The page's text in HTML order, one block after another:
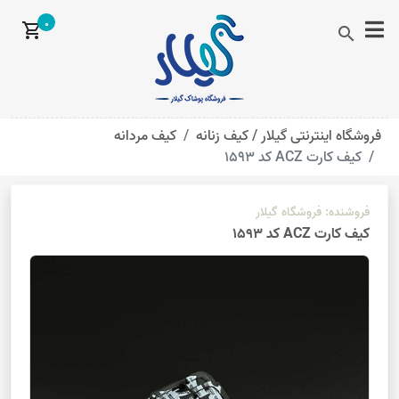
search
shopping_cart0
فروشگاه اینترنتی گیلار /کیف زنانه
کیف مردانه
کیف کارت ACZ کد 1593
فروشنده: فروشگاه گیلار
کیف کارت ACZ کد 1593